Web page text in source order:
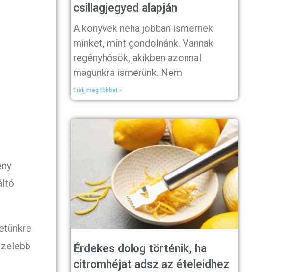
csillagjegyed alapján
A könyvek néha jobban ismernek
minket, mint gondolnánk. Vannak
regényhősök, akikben azonnal
magunkra ismerünk. Nem
Tudj meg többet »
Érdekes dolog történik, ha
citromhéjat adsz az ételeidhez